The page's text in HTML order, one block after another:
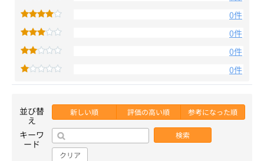
0件
0件
0件
0件
並び替
え
新しい順 評価の高い順 参考になった順
キーワ
ード
検索
クリア